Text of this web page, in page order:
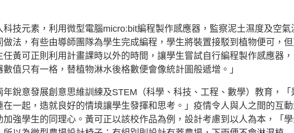
技元素，利用微型電腦micro:bit編程製作感應器，監察泥土濕度及空氣
法，有些由導師團隊為學生完成編程，學生將裝置接駁到植物便可，
黃可正則利用計畫課時以外的時間，讓學生嘗試自行編程製作感應器，
數值只有一格，替植物淋水後格數便會像統計圖般遞增。」
銳意發展創意思維訓練及STEM（科學、科技、工程、數學）教育，「
一起，造就良好的情境讓學生發揮和思考。」疫情令人與人之間的互
強學生的同理心。黃可正以該校作品為例，設計考慮到以人為本，「